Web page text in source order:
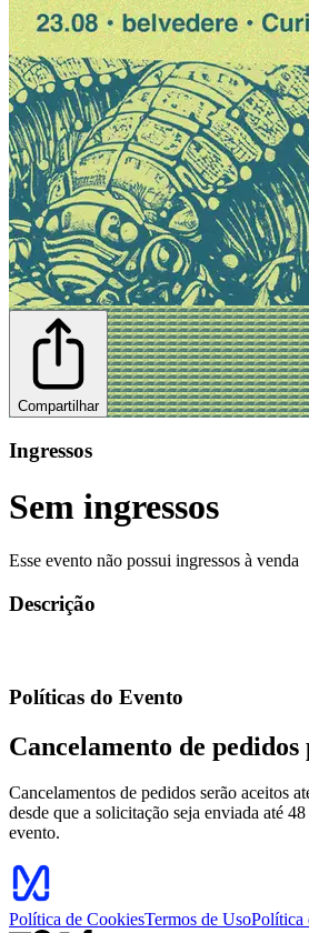
Compartilhar
Ingressos
Sem ingressos
Esse evento não possui ingressos à venda
Descrição
Políticas do Evento
Cancelamento de pedidos
Cancelamentos de pedidos serão aceitos
desde que a solicitação seja enviada até
evento.
Política de CookiesTermos de UsoPolítica